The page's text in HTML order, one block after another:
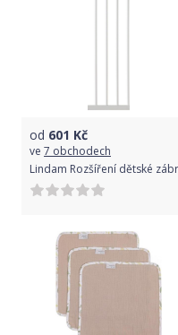
od 601 Kč
ve 7 obchodech